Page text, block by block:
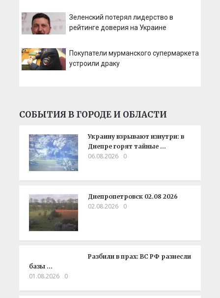
Зеленский потерял лидерство в
рейтинге доверия на Украине
Покупатели мурманского супермаркета
устроили драку
СОБЫТИЯ В ГОРОДЕ И ОБЛАСТИ
Украину взрывают изнутри: в
Днепре горят тайные …
06.08.2026 0
Днепропетровск 02.08 2026
02.08.2026 0
Разбили в прах: ВС РФ разнесли
базы …
01.08.2026 0